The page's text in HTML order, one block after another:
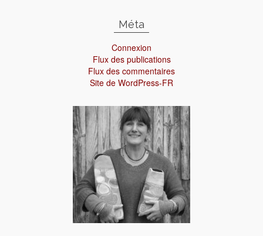
Méta
Connexion
Flux des publications
Flux des commentaires
Site de WordPress-FR